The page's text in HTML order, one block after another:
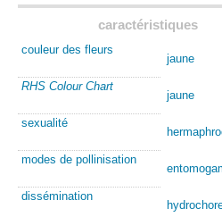
caractéristiques
couleur des fleurs
jaune
RHS Colour Chart
jaune
sexualité
modes de pollinisation
dissémination